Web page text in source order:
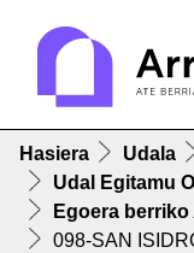
Hasiera Udala
Udal Egitamu
Egoera
098-SAN